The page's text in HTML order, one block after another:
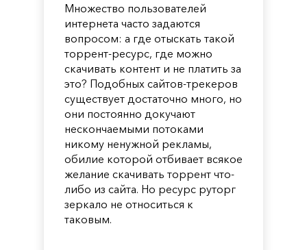
Множество пользователей
интернета часто задаются
вопросом: а где отыскать такой
торрент-ресурс, где можно
скачивать контент и не платить за
это? Подобных сайтов-трекеров
существует достаточно много, но
они постоянно докучают
нескончаемыми потоками
никому ненужной рекламы,
обилие которой отбивает всякое
желание скачивать торрент что-
либо из сайта. Но ресурс руторг
зеркало не относиться к
таковым.